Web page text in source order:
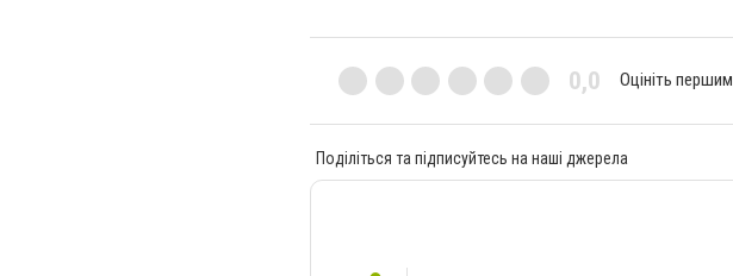
0,0 Оцініть першим
Поділіться та підписуйтесь на наші джерела